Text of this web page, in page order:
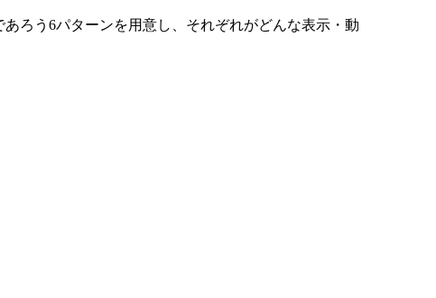
ろう6パターンを用意し、それぞれがどんな表示・動